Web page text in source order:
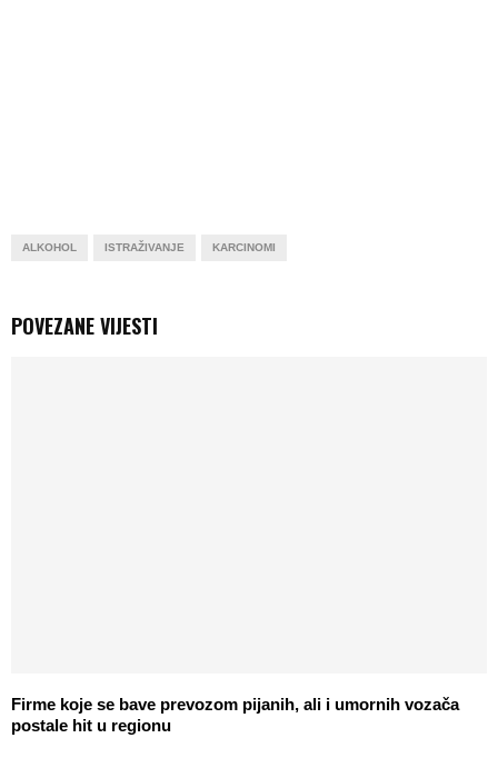
ALKOHOL ISTRAŽIVANJE KARCINOMI
POVEZANE VIJESTI
Firme koje se bave prevozom pijanih, ali i umornih vozača
postale hit u regionu